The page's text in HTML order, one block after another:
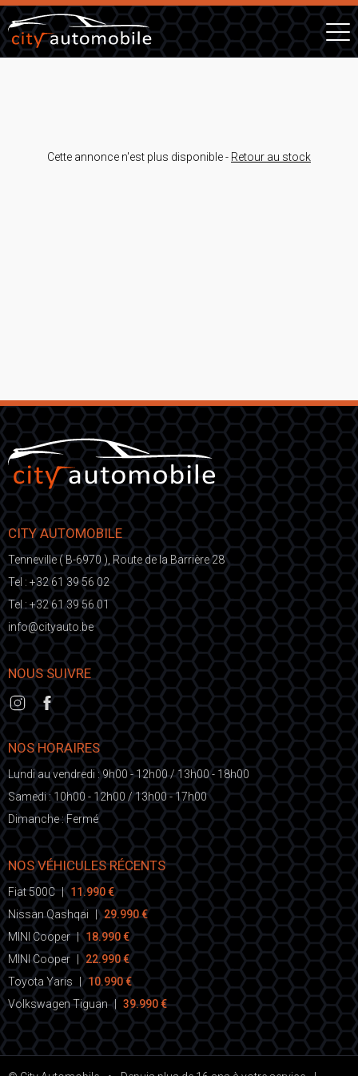
Cette annonce n'est plus disponible - Retour au stock
CITY AUTOMOBILE
Tenneville ( B-6970 ), Route de la Barrière 28
Tel : +32 61 39 56 02
Tel : +32 61 39 56 01
eb.otuayt
ic@o
fni
NOUS SUIVRE
NOS HORAIRES
Lundi au vendredi : 9h00 - 12h00 / 13h00 - 18h00
Samedi : 10h00 - 12h00 / 13h00 - 17h00
Dimanche : Fermé
NOS VÉHICULES RÉCENTS
Fiat 500C | 11.990 €
Nissan Qashqai
| 29.990 €
MINI Cooper | 18.990 €
MINI Cooper | 22.990 €
Toyota Yaris
| 10.990 €
Volkswagen Tiguan | 39.990 €